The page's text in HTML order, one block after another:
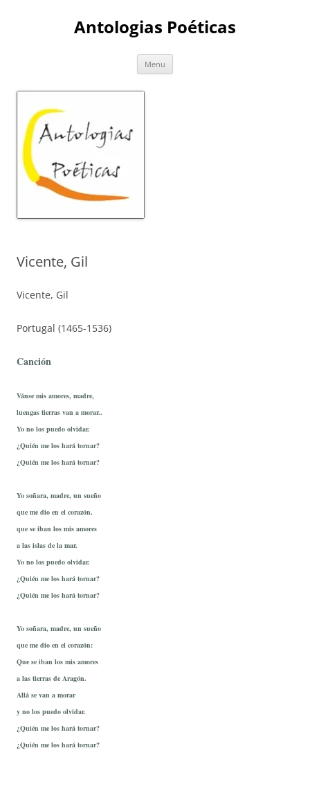
Antologias Poéticas
Menu
Vicente, Gil
Vicente, Gil
Portugal (1465-1536)
Canción
Vánse mis amores, madre,
luengas tierras van a morar..
Yo no los puedo olvidar.
¿Quién me los hará tornar?
¿Quién me los hará tornar?
Yo soñara, madre, un sueño
que me dio en el corazón.
que se iban los mis amores
a las islas de la mar.
Yo no los puedo olvidar.
¿Quién me los hará tornar?
¿Quién me los hará tornar?
Yo soñara, madre, un sueño
que me dio en el corazón:
Que se iban los mis amores
a las tierras de Aragón.
Allá se van a morar
y no los puedo olvidar.
¿Quién me los hará tornar?
¿Quién me los hará tornar?